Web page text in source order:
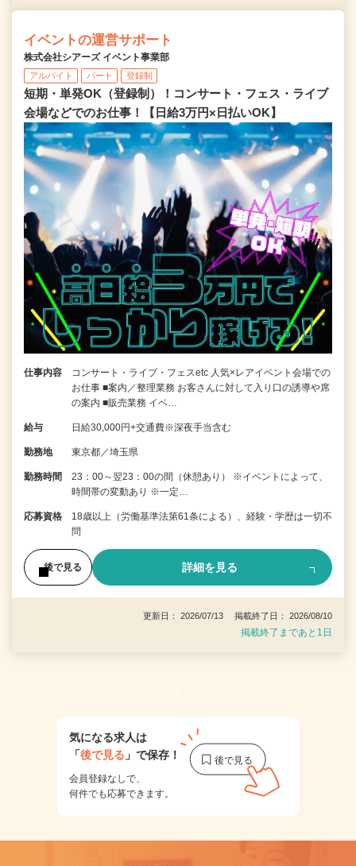
イベントの運営サポート
株式会社シアーズ イベント事業部
アルバイト パート 登録制
短期・単発OK（登録制）！コンサート・フェス・ライブ
会場などでのお仕事！【日給3万円×日払いOK】
仕事内容
コンサート・ライブ・フェスetc 人気×レアイベント会場での
お仕事 ■案内／整理業務 お客さんに対して入り口の誘導や席
の案内 ■販売業務 イベ…
給与 日給30,000円+交通費※深夜手当含む
勤務地 東京都／埼玉県
勤務時間
23：00～翌23：00の間（休憩あり） ※イベントによって、
時間帯の変動あり ※一定…
応募資格
18歳以上（労働基準法第61条による）、経験・学歴は一切不
問
後で見る 詳細を見る
更新日： 2026/07/13 掲載終了日： 2026/08/10
掲載終了まであと1日
1
気になる求人は
「後で見る 」で保存！
会員登録なしで、
何件でも応募できます。